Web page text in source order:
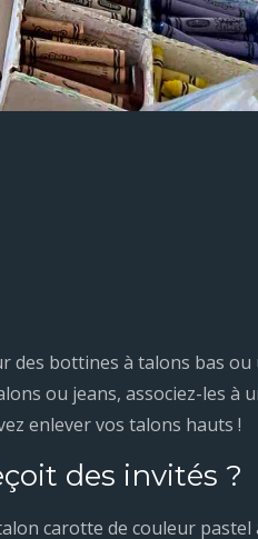
des bottines à talons bas
ou jeans, associez-les à
enlever vos talons hauts !
des invités ?
carotte de couleur